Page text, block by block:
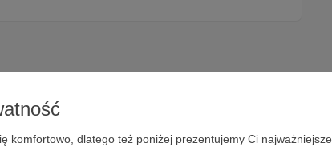
komfortowo, dlatego też poniżej prezentujemy Ci najważniejsze